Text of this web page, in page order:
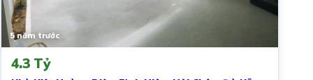
5 năm trước
4.3 Tỷ